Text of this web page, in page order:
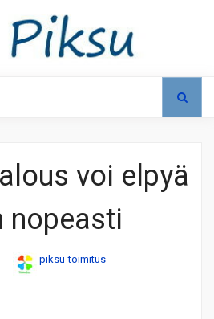
voi elpyä
nopeasti
piksu-toimitus